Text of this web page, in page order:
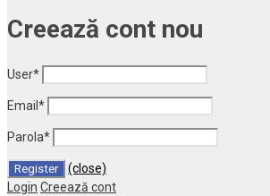
Creează cont nou
User*
Email *
Parola*
(close)
Login Creează cont